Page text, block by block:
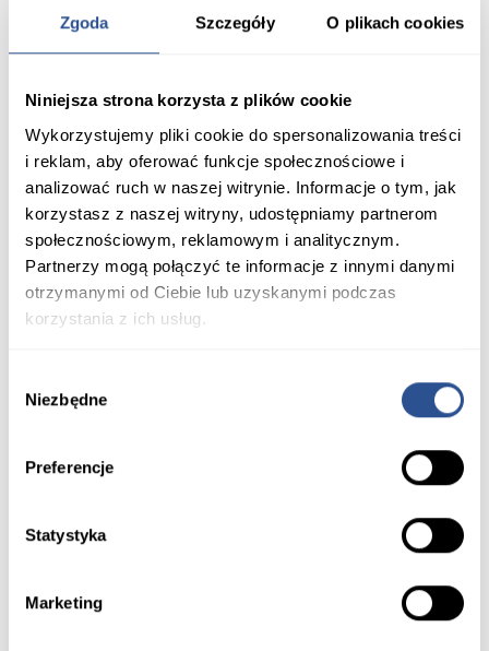
Zgoda Szczegóły O plikach cookies
Niniejsza strona korzysta z plików cookie
Wykorzystujemy pliki cookie do spersonalizowania treści
i reklam, aby oferować funkcje społecznościowe i
analizować ruch w naszej witrynie. Informacje o tym, jak
korzystasz z naszej witryny, udostępniamy partnerom
społecznościowym, reklamowym i analitycznym.
Partnerzy mogą połączyć te informacje z innymi danymi
otrzymanymi od Ciebie lub uzyskanymi podczas
korzystania z ich usług.
zgody
Niezbędne
Preferencje
Statystyka
Marketing
Systemy ogrodzeń Dodaj do porównania
System Ogrodzeń Murro
Materiały do pobrania